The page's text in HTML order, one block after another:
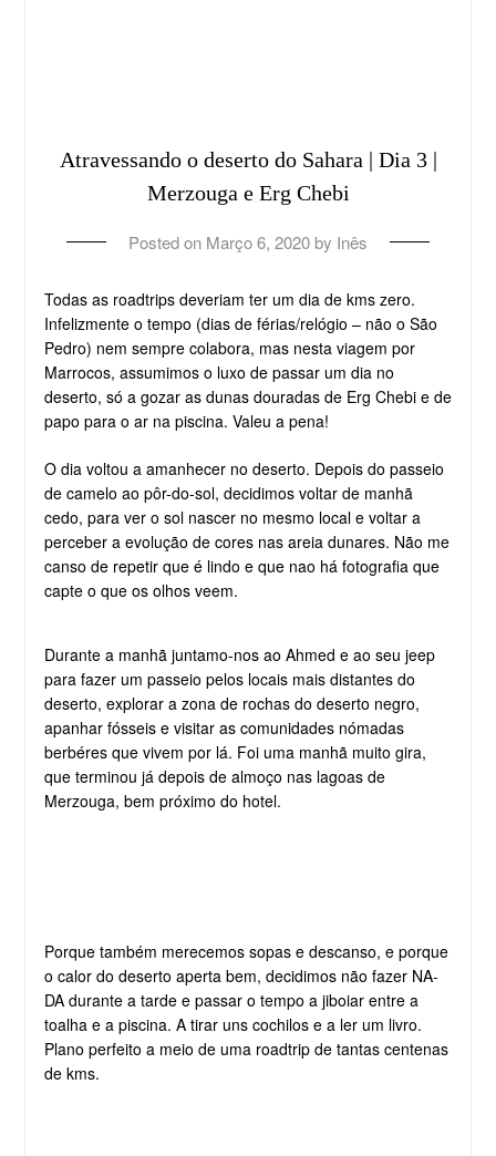
Atravessando o deserto do Sahara | Dia 3 |
Merzouga e Erg Chebi
Posted on Março 6, 2020 by Inês
Todas as roadtrips deveriam ter um dia de kms zero.
Infelizmente o tempo (dias de férias/relógio – não o São
Pedro) nem sempre colabora, mas nesta viagem por
Marrocos, assumimos o luxo de passar um dia no
deserto, só a gozar as dunas douradas de Erg Chebi e de
papo para o ar na piscina. Valeu a pena!
O dia voltou a amanhecer no deserto. Depois do passeio
de camelo ao pôr-do-sol, decidimos voltar de manhã
cedo, para ver o sol nascer no mesmo local e voltar a
perceber a evolução de cores nas areia dunares. Não me
canso de repetir que é lindo e que nao há fotografia que
capte o que os olhos veem.
Durante a manhã juntamo-nos ao Ahmed e ao seu jeep
para fazer um passeio pelos locais mais distantes do
deserto, explorar a zona de rochas do deserto negro,
apanhar fósseis e visitar as comunidades nómadas
berbéres que vivem por lá. Foi uma manhã muito gira,
que terminou já depois de almoço nas lagoas de
Merzouga, bem próximo do hotel.
Porque também merecemos sopas e descanso, e porque
o calor do deserto aperta bem, decidimos não fazer NA-
DA durante a tarde e passar o tempo a jiboiar entre a
toalha e a piscina. A tirar uns cochilos e a ler um livro.
Plano perfeito a meio de uma roadtrip de tantas centenas
de kms.